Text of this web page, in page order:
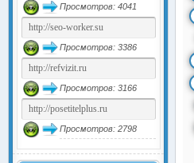
Просмотров: 4041
Просмотров: 3386
Просмотров: 3166
Просмотров: 2798